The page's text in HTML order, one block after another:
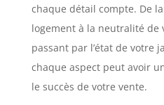
chaque détail compte. De
logement à la neutralité de
passant par l’état de votre
chaque aspect peut avoir
le succès de votre vente.